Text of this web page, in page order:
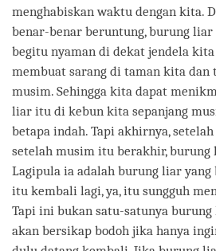
menghabiskan waktu dengan kita.
benar-benar beruntung, burung liar
begitu nyaman di dekat jendela kita
membuat sarang di taman kita dan
musim. Sehingga kita dapat
liar itu di kebun kita sepanjang
betapa indah. Tapi akhirnya,
setelah musim itu berakhir,
Lagipula ia adalah burung liar yang
itu kembali lagi, ya, itu sungguh
Tapi ini bukan satu-satunya burung
akan bersikap bodoh jika hanya